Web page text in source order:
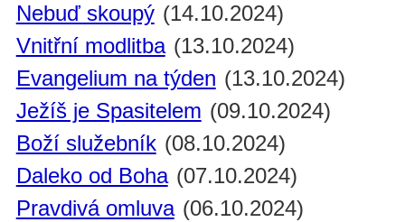
Nebuď skoupý (14.10.2024)
Vnitřní modlitba (13.10.2024)
Evangelium na týden (13.10.2024)
Ježíš je Spasitelem (09.10.2024)
Boží služebník (08.10.2024)
Daleko od Boha (07.10.2024)
Pravdivá omluva (06.10.2024)